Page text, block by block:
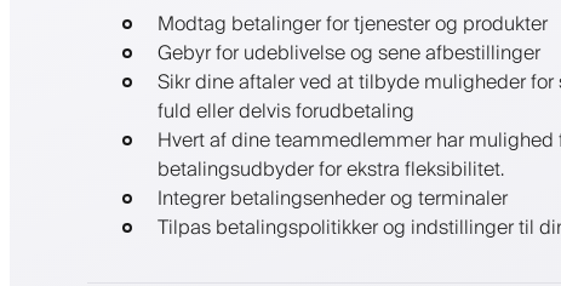
Modtag betalinger for tjenester og produkter
Gebyr for udeblivelse og sene afbestillinger
Sikr dine aftaler ved at tilbyde muligheder
fuld eller delvis forudbetaling
Hvert af dine teammedlemmer har
betalingsudbyder for ekstra fleksibilitet.
Integrer betalingsenheder og terminaler
Tilpas betalingspolitikker og indstillinger til